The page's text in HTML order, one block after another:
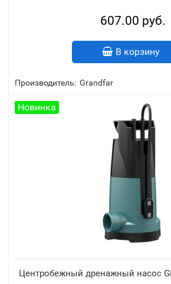
Производитель: Grandfar
607.00 руб.
В корзину
Новинка
Центробежный дренажный насос